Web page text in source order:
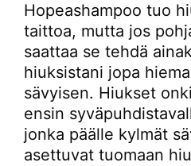
Hopeashampoo tuo
taittoa, mutta jos
saattaa se tehdä
hiuksistani jopa
sävyisen. Hiukset
ensin
jonka päälle kylmät
asettuvat tuomaan